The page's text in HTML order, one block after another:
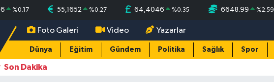
%0.17 55,1652 %0.27 64,4046 %0.35 6648.99 %2.59
Foto Galeri Video Yazarlar
Dünya Eğitim Gündem Politika Sağlık Spor
Son Dakika